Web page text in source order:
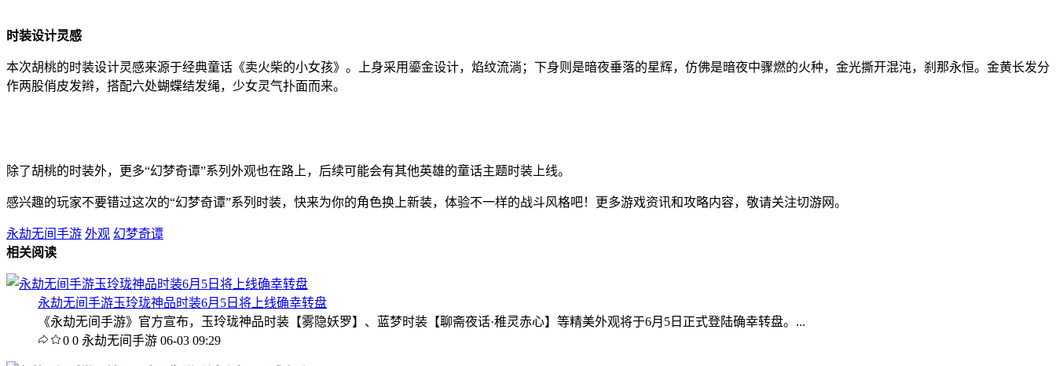
时装设计灵感
本次胡桃的时装设计灵感来源于经典童话《卖火柴的小女孩》。上身采用鎏金设计，焰纹流淌；下身则是暗夜垂落的星辉，仿佛是暗夜中骤燃的火种，金光撕开混沌，刹那永恒。金黄长发分
作两股俏皮发辫，搭配六处蝴蝶结发绳，少女灵气扑面而来。
除了胡桃的时装外，更多“幻梦奇谭”系列外观也在路上，后续可能会有其他英雄的童话主题时装上线。
感兴趣的玩家不要错过这次的“幻梦奇谭”系列时装，快来为你的角色换上新装，体验不一样的战斗风格吧！更多游戏资讯和攻略内容，敬请关注切游网。
永劫无间手游 外观 幻梦奇谭
相关阅读
永劫无间手游玉玲珑神品时装6月5日将上线确幸转盘
《永劫无间手游》官方宣布，玉玲珑神品时装【雾隐妖罗】、蓝梦时装【聊斋夜话·稚灵赤心】等精美外观将于6月5日正式登陆确幸转盘。...
0 0 永劫无间手游 06-03 09:29